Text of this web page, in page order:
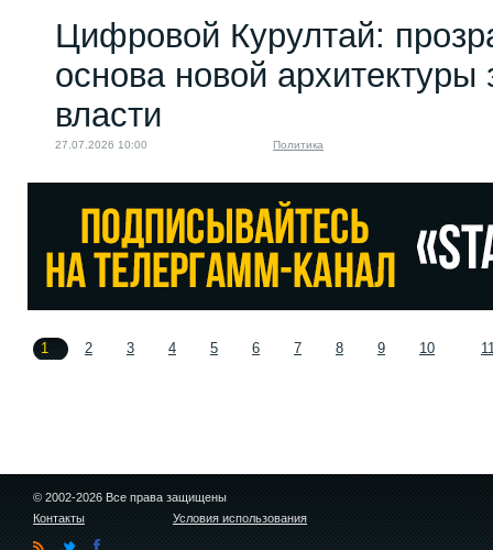
Цифровой Курултай:
основа новой архитектуры
власти
27.07.2026 10:00 Политика
1 2 3 4 5 6 7 8 9 10
© 2002-2026 Все права защищены
Контакты
Условия использования